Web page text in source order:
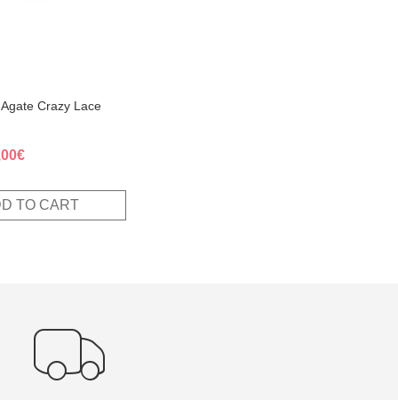
Crazy Lace
€Current
is:
10,00€.
TO CART